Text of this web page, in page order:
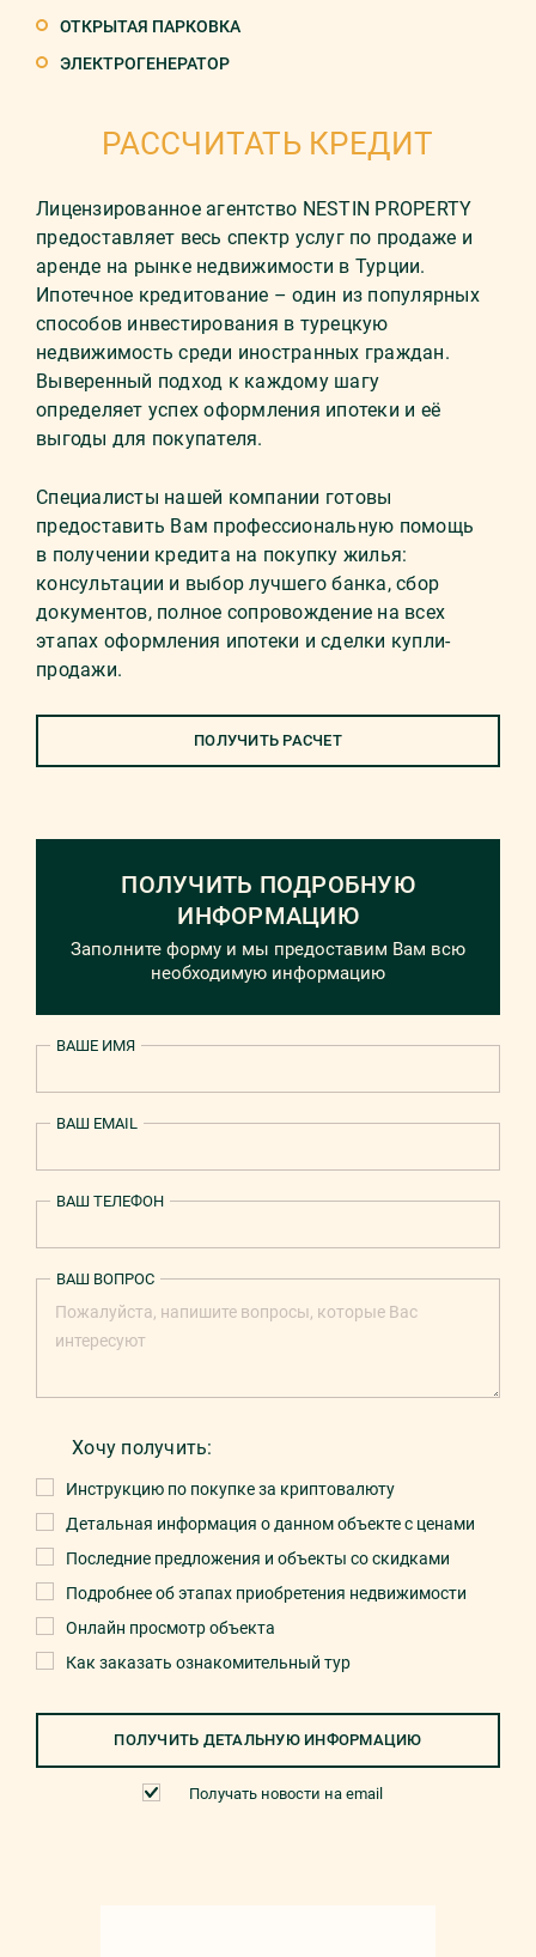
ОТКРЫТАЯ ПАРКОВКА
ЭЛЕКТРОГЕНЕРАТОР
РАССЧИТАТЬ КРЕДИТ
Лицензированное агентство NESTIN PROPERTY
предоставляет весь спектр услуг по продаже и
аренде на рынке недвижимости в Турции.
Ипотечное кредитование – один из популярных
способов инвестирования в турецкую
недвижимость среди иностранных граждан.
Выверенный подход к каждому шагу
определяет успех оформления ипотеки и её
выгоды для покупателя.
Специалисты нашей компании готовы
предоставить Вам профессиональную помощь
в получении кредита на покупку жилья:
консультации и выбор лучшего банка, сбор
документов, полное сопровождение на всех
этапах оформления ипотеки и сделки купли-
продажи.
ПОЛУЧИТЬ РАСЧЕТ
ПОЛУЧИТЬ ПОДРОБНУЮ
ИНФОРМАЦИЮ
Заполните форму и мы предоставим Вам всю
необходимую информацию
ВАШЕ ИМЯ
ВАШ EMAIL
ВАШ ТЕЛЕФОН
Хочу получить:
Инструкцию по покупке за криптовалюту
Детальная информация о данном объекте с ценами
Последние предложения и объекты со скидками
Подробнее об этапах приобретения недвижимости
Онлайн просмотр объекта
Как заказать ознакомительный тур
ВАШ ВОПРОС
ПОЛУЧИТЬ ДЕТАЛЬНУЮ ИНФОРМАЦИЮ
Получать новости на email